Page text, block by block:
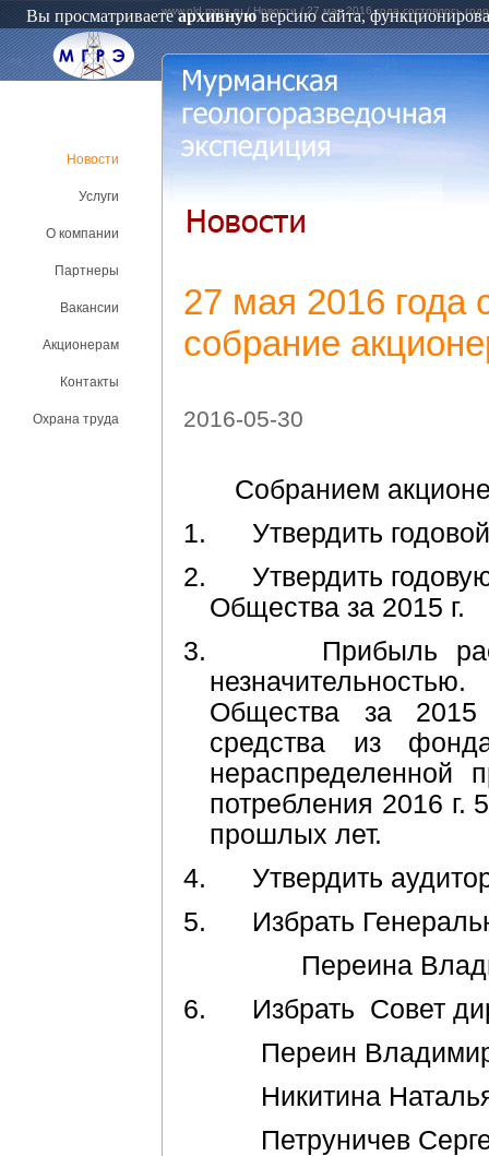
Вы просматриваетеархивнуюверсию сайта,
Новости
Услуги
О компании
Партнеры
Вакансии
Акционерам
Контакты
Охрана труда
www.old.mgre.ru / Новости / 27 мая 2016 года состоялось
27 мая 2016 года
собрание
2016-05-30
Собранием
1.
Утвердить
2.
Утвердить
Общества за 2015 г.
3.
Прибыль
Общества за 2015
средства из
потребления 2016 г.
прошлых лет.
4.
Утвердить
5.
Избрать
Переина
6.
Избрать Совет
Переин
Никитина
Петруничев